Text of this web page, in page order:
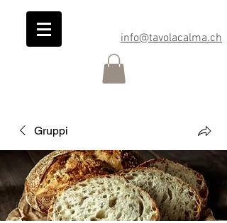
info@tavolacalma.ch
Gruppi